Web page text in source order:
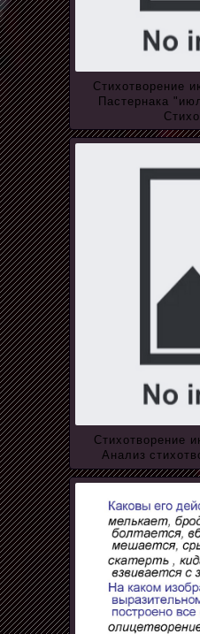
Стихотворение
Пастернака
Стихотворение
Анализ